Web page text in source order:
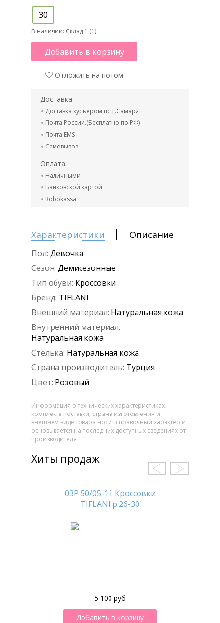
30
В наличии: Склад 1 (1)
Добавить в корзину
Отложить на потом
Доставка
Доставка курьером по г.Самара
Почта России.(Бесплатно по РФ)
Почта EMS
Самовывоз
Оплата
Наличными
Банковской картой
Robokassa
Характеристики Описание
Пол: Девочка
Сезон: Демисезонные
Тип обуви: Кроссовки
Бренд: TIFLANI
Внешний материал: Натуральная кожа
Внутренний материал:
Натуральная кожа
Стелька: Натуральная кожа
Страна производитель: Турция
Цвет: Розовый
Информация о технических характеристиках,
комплекте поставки, стране изготовления и
внешнем виде товара носит справочный характер и
основывается на последних доступных сведениях от
производителя
Хиты продаж
03Р 50/05-11 Кроссовки
TIFLANI р.26-30
5 100 руб
Добавить в корзину